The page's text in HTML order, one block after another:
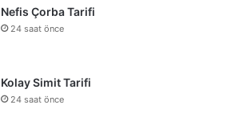
Nefis Çorba Tarifi
24 saat önce
Kolay Simit Tarifi
24 saat önce